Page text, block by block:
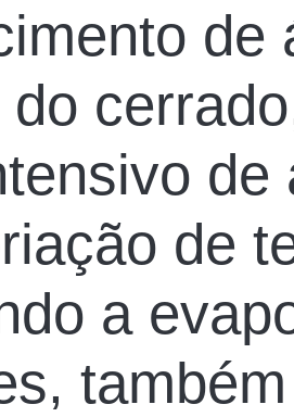
de
do
de
de
a